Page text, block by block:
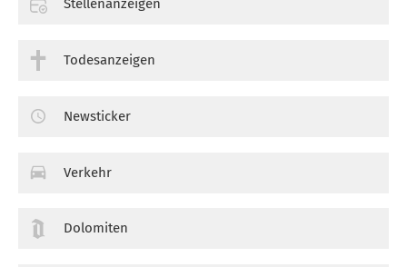
Stellenanzeigen
Todesanzeigen
Newsticker
Verkehr
Dolomiten